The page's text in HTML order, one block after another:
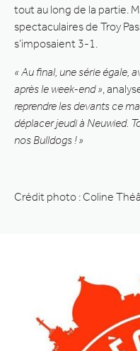
tout au long de la partie.
spectaculaires de Troy
s’imposaient 3-1.
« Au final, une série égale,
après le week-end » ,
reprendre les devants ce
déplacer jeudi à Neuwied.
nos Bulldogs ! »
Crédit photo : Coline